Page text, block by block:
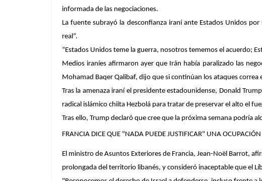
informada de las negociaciones.
La fuente subrayó la desconfianza iraní ante Estados Unidos
real”.
“Estados Unidos teme la guerra, nosotros tememos el acuerdo;
Medios iraníes afirmaron ayer que Irán había paralizado las
Mohamad Baqer Qalibaf, dijo que si continúan los ataques correa
Tras la amenaza iraní el presidente estadounidense, Donald
radical islámico chiita Hezbolá para tratar de preservar el alto el
Tras ello, Trump declaró que cree que la próxima semana podría
FRANCIA DICE QUE "NADA PUEDE JUSTIFICAR" UNA
El ministro de Asuntos Exteriores de Francia, Jean-Noël Barrot,
prolongada del territorio libanés, y consideró inaceptable que el